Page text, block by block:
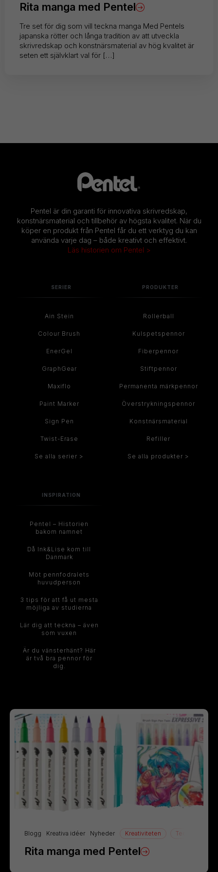
Rita manga med Pentel
Tre set för dig som vill teckna manga Med Pentels
japanska rötter och långa tradition av att utveckla
skrivredskap och konstnärsmaterial av hög kvalitet är
seten ett självklart val för […]
Pentel är din garanti för innovativa skrivredskap,
konstnärsmaterial och tillbehör av högsta kvalitet. När du
köper en produkt från Pentel får du ett verktyg du kan
använda varje dag – både kreativt och effektivt.
Läs historien om Pentel >
Blogg Kreativa idéer Nyheder Kreativiteten Teckning
Rita manga med Pentel
SERIER
Ain Stein
Colour Brush
EnerGel
GraphGear
Maxiflo
Paint Marker
Sign Pen
Twist-Erase
Se alla serier >
PRODUKTER
Rollerball
Kulspetspennor
Fiberpennor
Stiftpennor
Permanenta märkpennor
Överstrykningspennor
Konstnärsmaterial
Refiller
Se alla produkter >
INSPIRATION
Pentel – Historien
bakom namnet
Då Ink&Lise kom till
Danmark
Möt pennfodralets
huvudperson
3 tips för att få ut mesta
möjliga av studierna
Lär dig att teckna – även
som vuxen
Är du vänsterhänt? Här
är två bra pennor för
dig.